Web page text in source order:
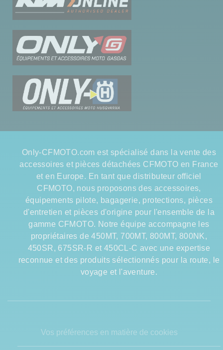
Only-CFMOTO.com est spécialisé dans la vente des
accessoires et pièces détachées CFMOTO en France
et en Europe. En tant que distributeur officiel
CFMOTO, nous proposons des accessoires,
équipements pilote, bagagerie, protections, pièces
d'entretien et pièces d'origine pour l'ensemble de la
gamme CFMOTO. Notre équipe accompagne les
propriétaires de 450MT, 700MT, 800MT, 800NK,
450SR, 675SR-R et 450CL-C avec une expertise
reconnue et des produits sélectionnés pour la route, le
voyage et l'aventure.
Vos préférences en matière de cookies